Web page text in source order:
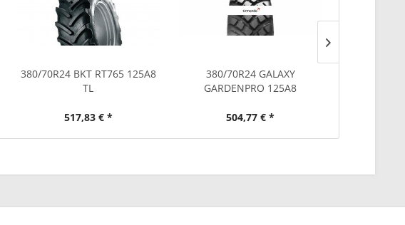
380/70R24 BKT RT765 125A8
TL
517,83 € *
380/70R24 GALAXY
GARDENPRO 125A8
504,77 € *